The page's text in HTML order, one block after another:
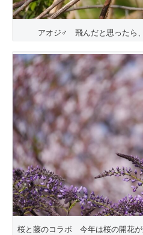
アオジ♂ 飛んだと思ったら
桜と藤のコラボ 今年は桜の開花